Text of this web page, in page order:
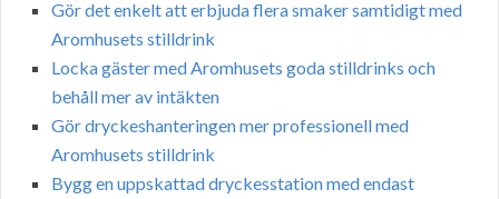
Gör det enkelt att erbjuda flera smaker samtidigt med
Aromhusets stilldrink
Locka gäster med Aromhusets goda stilldrinks och
behåll mer av intäkten
Gör dryckeshanteringen mer professionell med
Aromhusets stilldrink
Bygg en uppskattad dryckesstation med endast